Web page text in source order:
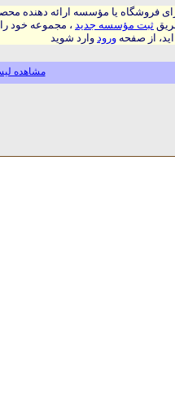
فروشگاه یا مؤسسه ارائه دهنده
ثبت مؤسسه جدید ، مجموعه خود
از صفحه ورود وارد شوید
مشاهده